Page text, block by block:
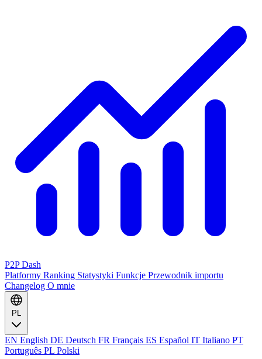
P2P Dash
Platformy Ranking Statystyki Funkcje Przewodnik importu
Changelog O mnie
PL
EN English DE Deutsch FR Français ES Español IT Italiano PT
Português PL Polski